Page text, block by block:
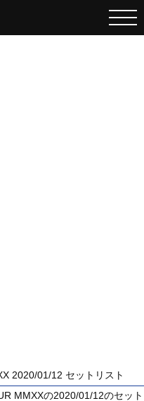
2020/01/12 セットリスト
MMXXの2020/01/12のセット